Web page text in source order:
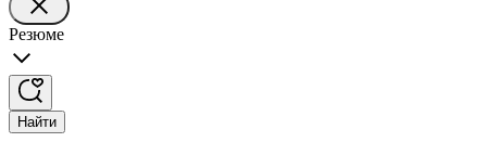
Резюме
Найти